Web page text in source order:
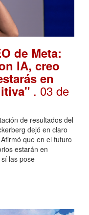
de Meta:
IA, creo
en
. 03 de
de resultados del
dejó en claro
que en el futuro
estarán en
las pose